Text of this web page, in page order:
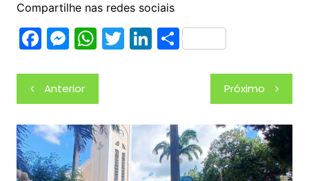
Compartilhe nas redes sociais
F
c
e
b
o
o
M
s
s
e
n
g
W
at
s
A
p
p
T Li
dI
n
S
Navegação
de
Post
Anterior Próximo